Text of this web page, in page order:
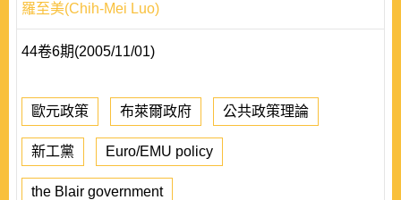
羅至美(Chih-Mei Luo)
44卷6期(2005/11/01)
歐元政策 布萊爾政府 公共政策理論
新工黨 Euro/EMU policy
the Blair government